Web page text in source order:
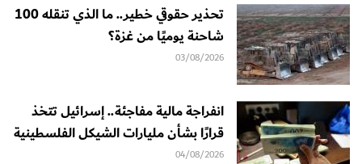
تحذير حقوقي خطير.. ما الذي تنقله 100
شاحنة يوميًا من غزة؟
03/08/2026
انفراجة مالية مفاجئة.. إسرائيل تتخذ
قرارًا بشأن مليارات الشيكل الفلسطينية
04/08/2026